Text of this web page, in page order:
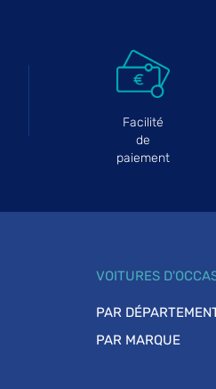
Facilité
de
paiement
VOITURES
PAR
PAR MARQUE